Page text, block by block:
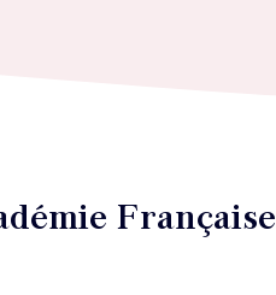
Française